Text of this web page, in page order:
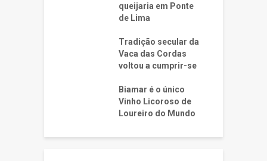
queijaria em Ponte
de Lima
Tradição secular da
Vaca das Cordas
voltou a cumprir-se
Biamar é o único
Vinho Licoroso de
Loureiro do Mundo